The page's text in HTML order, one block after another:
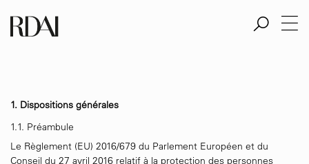
contenu
1. Dispositions générales
1.1. Préambule
Le Règlement (EU) 2016/679 du Parlement Européen et du
Conseil du 27 avril 2016 relatif à la protection des personnes